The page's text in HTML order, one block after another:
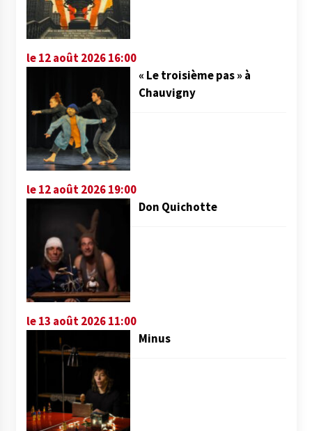
le 12 août 2026 16:00
« Le troisième pas » à
Chauvigny
le 12 août 2026 19:00
Don Quichotte
le 13 août 2026 11:00
Minus